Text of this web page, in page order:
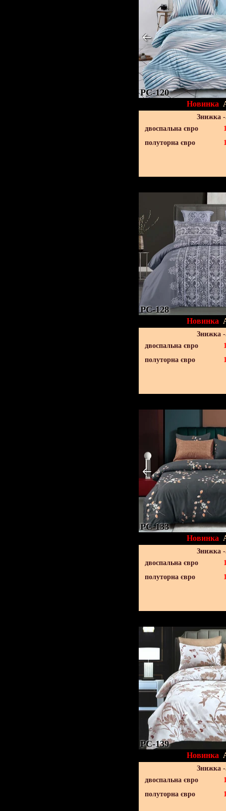
PC-120
Новинка
Знижка
двоспальна євро
полуторна євро
PC-128
Новинка
Знижка
двоспальна євро
полуторна євро
PC-133
Новинка
Знижка
двоспальна євро
полуторна євро
PC-139
Новинка
Знижка
двоспальна євро
полуторна євро